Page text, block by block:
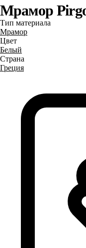
Мрамор
Тип материала
Мрамор
Цвет
Белый
Страна
Греция